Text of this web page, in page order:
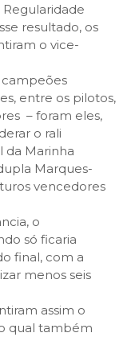
resultado, os
o vice-
campeões
entre os pilotos,
– foram eles,
o rali
da Marinha
Marques-
vencedores
o
só ficaria
final, com a
menos seis
assim o
qual também